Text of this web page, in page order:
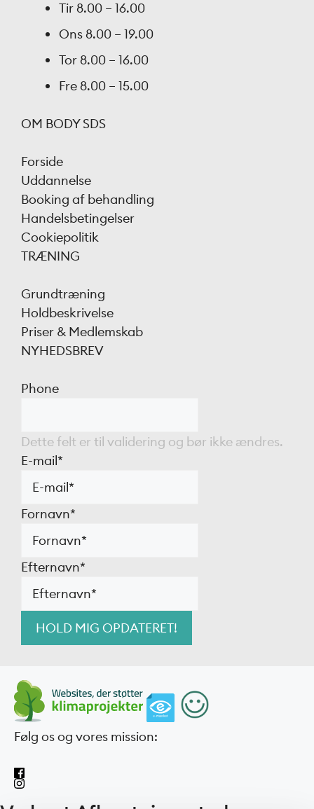
Tir 8.00 – 16.00
Ons 8.00 – 19.00
Tor 8.00 – 16.00
Fre 8.00 – 15.00
OM BODY SDS
Forside
Uddannelse
Booking af behandling
Handelsbetingelser
Cookiepolitik
TRÆNING
Grundtræning
Holdbeskrivelse
Priser & Medlemskab
NYHEDSBREV
Phone
Dette felt er til validering og bør ikke ændres.
E-mail*
Fornavn*
Efternavn*
Følg os og vores mission: